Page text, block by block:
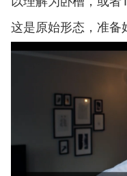
这是原始形态，准备